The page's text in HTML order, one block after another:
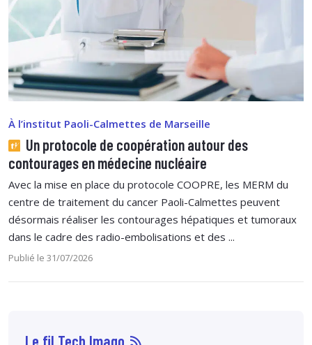
À l’institut Paoli-Calmettes de Marseille
Un protocole de coopération autour des
contourages en médecine nucléaire
Avec la mise en place du protocole COOPRE, les MERM du
centre de traitement du cancer Paoli-Calmettes peuvent
désormais réaliser les contourages hépatiques et tumoraux
dans le cadre des radio-embolisations et des ...
Publié le 31/07/2026
Le fil Tech Imago